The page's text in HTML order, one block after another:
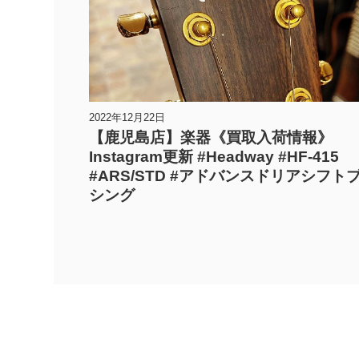
2022年12月22日
【鹿児島店】楽器《買取入荷情報》
Instagram更新 #Headway #HF-415
#ARS/STD #アドバンスドリアシフト
シング